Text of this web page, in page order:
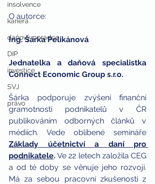
insolvence
kariéra
daňový poradce
DIP
investice
SVJ
právo
O autorce:
Ing. Šárka Pelikánová
Jednatelka a daňová specialistka
Connect Economic Group s.r.o.
Šárka podporuje zvýšení finanční
gramotnosti podnikatelů v ČR
publikováním odborných článků v
Základy účetnictví a daní pro
podnikatele. Ve 22 letech založila CEG
a od té doby se věnuje jeho rozvoji.
Má za sebou pracovní zkušenosti z